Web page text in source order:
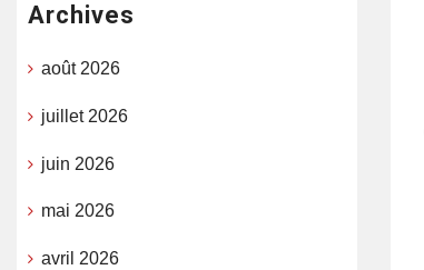
Archives
août 2026
juillet 2026
juin 2026
mai 2026
avril 2026